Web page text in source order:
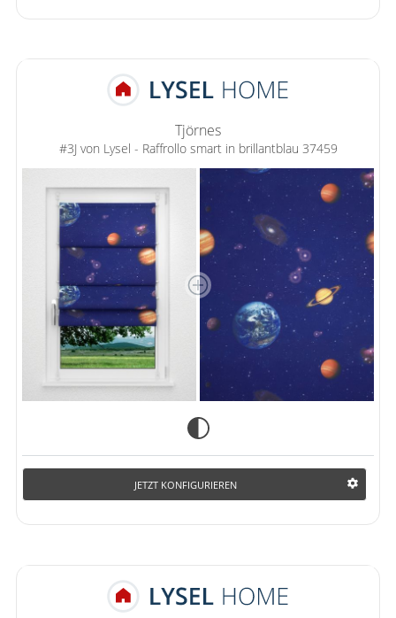
Panneaux
Tjörnes
#3J von Lysel - Raffrollo smart in brillantblau 37459
JETZT KONFIGURIEREN